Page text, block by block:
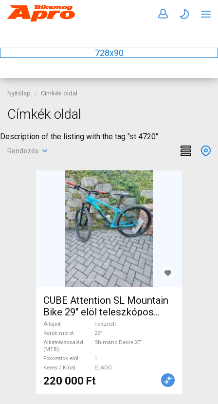
728x90
Nyitólap Címkék oldal
Címkék oldal
Description of the listing with the tag "st 4720"
Rendezés:
CUBE Attention SL Mountain
Bike 29" elöl teleszkópos
Shimano Deore XT használt
ELADÓ
Állapot
használt
Kerék méret
29"
Alkatrészcsalád
(MTB)
Shimano Deore XT
Fokozatok elöl
1
Keres / Kínál
ELADÓ
220 000 Ft